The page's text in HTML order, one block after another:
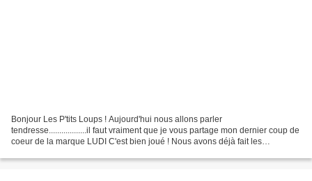
Bonjour Les P'tits Loups ! Aujourd'hui nous allons parler
tendresse..................il faut vraiment que je vous partage mon dernier coup de
coeur de la marque LUDI C'est bien joué ! Nous avons déjà fait les